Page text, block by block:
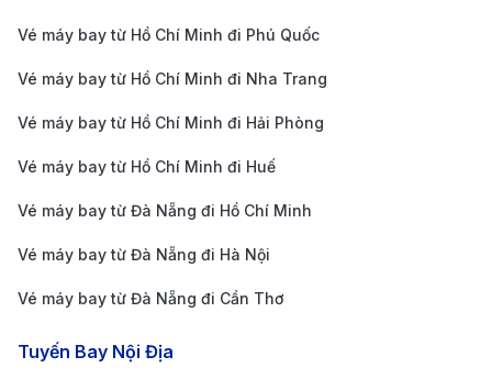
sân bay Chu Lai, bạn có thể dễ dàng di chuyển đến
phát triển năng động của miền Trung.
Hiện tại, sân bay Chu Lai chủ yếu khai thác các
chuyến bay nội địa do các hãng như Vietnam Airlines,
Nội và một số thành phố lớn khác. Dịch vụ tại sân bay
đang ngày càng được cải thiện với khu vực nhà chờ
Vé máy bay từ Hồ Chí Minh đi Phú Quốc
Vé máy bay từ Hồ Chí Minh đi Nha Trang
Vé máy bay từ Hồ Chí Minh đi Hải Phòng
Vé máy bay từ Hồ Chí Minh đi Huế
Vé máy bay từ Đà Nẵng đi Hồ Chí Minh
Vé máy bay từ Đà Nẵng đi Hà Nội
Vé máy bay từ Đà Nẵng đi Cần Thơ
Tuyến Bay Nội Địa